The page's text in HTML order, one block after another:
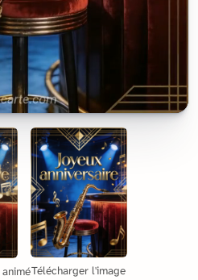
Télécharger l'image